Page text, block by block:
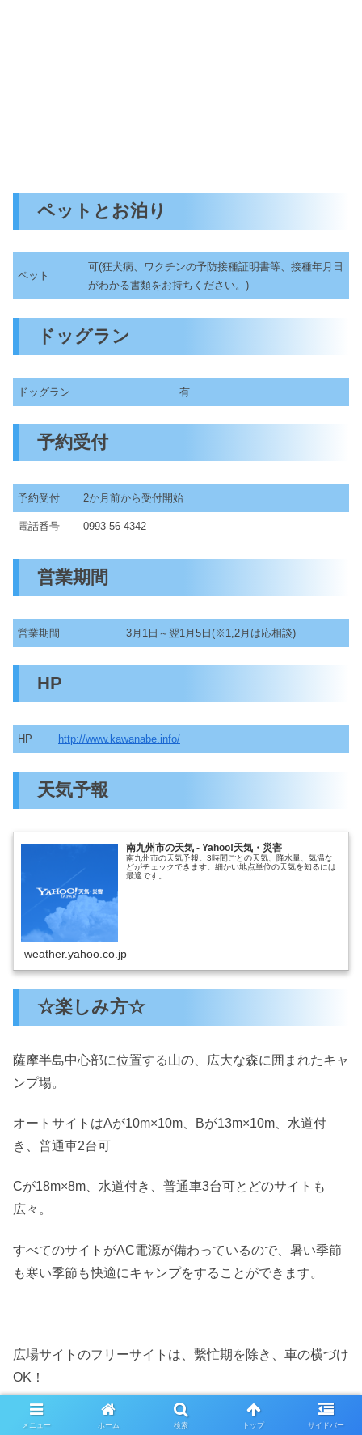
ペットとお泊り
ペット
可(狂犬病、ワクチンの予防接種証明書等、接種年月日
がわかる書類をお持ちください。)
ドッグラン
ドッグラン 有
予約受付
予約受付 2か月前から受付開始
電話番号 0993-56-4342
営業期間
営業期間 3月1日～翌1月5日(※1,2月は応相談)
HP
HP http://www.kawanabe.info/
天気予報
南九州市の天気 - Yahoo!天気・災害
南九州市の天気予報。3時間ごとの天気、降水量、気温な
どがチェックできます。細かい地点単位の天気を知るには
最適です。
weather.yahoo.co.jp
☆楽しみ方☆
薩摩半島中心部に位置する山の、広大な森に囲まれたキャ
ンプ場。
オートサイトはAが10m×10m、Bが13m×10m、水道付
き、普通車2台可
Cが18m×8m、水道付き、普通車3台可とどのサイトも
広々。
すべてのサイトがAC電源が備わっているので、暑い季節
も寒い季節も快適にキャンプをすることができます。
広場サイトのフリーサイトは、繫忙期を除き、車の横づけ
OK！
メニュー ホーム 検索 トップ サイドバー